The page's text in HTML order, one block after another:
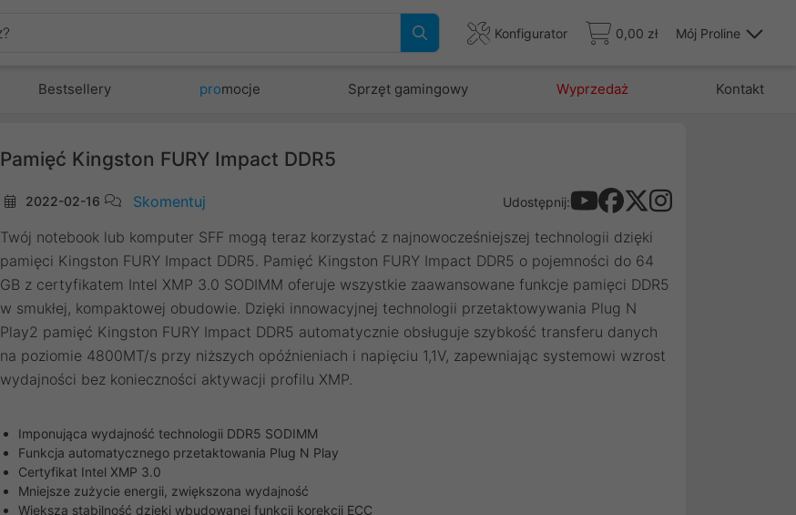
Konfigurator 0,00 zł Mój Proline
Bestsellery promocje Sprzęt gamingowy Wyprzedaż Kontakt
Pamięć Kingston FURY Impact DDR5
2022-02-16 Skomentuj Udostępnij:
Twój notebook lub komputer SFF mogą teraz korzystać z najnowocześniejszej technologii dzięki
pamięci Kingston FURY Impact DDR5. Pamięć Kingston FURY Impact DDR5 o pojemności do 64
GB z certyfikatem Intel XMP 3.0 SODIMM oferuje wszystkie zaawansowane funkcje pamięci DDR5
w smukłej, kompaktowej obudowie. Dzięki innowacyjnej technologii przetaktowywania Plug N
Play2 pamięć Kingston FURY Impact DDR5 automatycznie obsługuje szybkość transferu danych
na poziomie 4800MT/s przy niższych opóźnieniach i napięciu 1,1V, zapewniając systemowi wzrost
wydajności bez konieczności aktywacji profilu XMP.
Imponująca wydajność technologii DDR5 SODIMM
Funkcja automatycznego przetaktowania Plug N Play
Certyfikat Intel XMP 3.0
Mniejsze zużycie energii, zwiększona wydajność
Większa stabilność dzięki wbudowanej funkcji korekcji ECC